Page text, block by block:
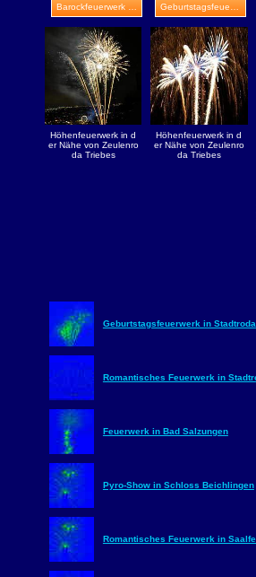
Barockfeuerwerk in Ilmenau Geburtstagsfeuerwerk in Rudolstadt
Höhenfeuerwerk in d
er Nähe von Zeulenro
da Triebes
Höhenfeuerwerk in d
er Nähe von Zeulenro
da Triebes
Geburtstagsfeuerwerk in Stadtroda
Romantisches Feuerwerk in
Feuerwerk in Bad Salzungen
Pyro-Show in Schloss Beichlingen
Romantisches Feuerwerk in